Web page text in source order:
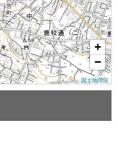
+
−
国土地理院